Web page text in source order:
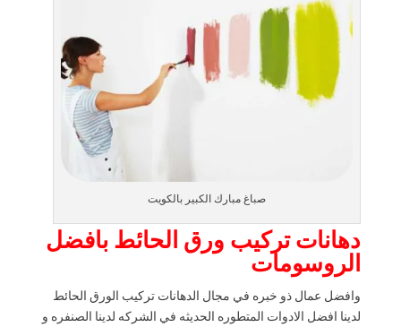
صباغ مبارك الكبير بالكويت
دهانات تركيب ورق الحائط بافضل
الروسومات
وافضل عمال ذو خبره في مجال الدهانات تركيب الورق الحائط
لدينا افضل الادوات المتطوره الحديثه في الشركه لدينا الصنفره و